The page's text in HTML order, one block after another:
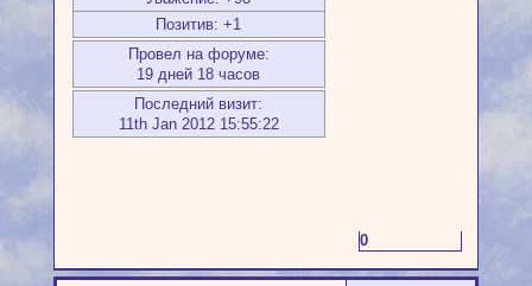
Позитив: +1
Провел на форуме:
19 дней 18 часов
Последний визит:
11th Jan 2012 15:55:22
0